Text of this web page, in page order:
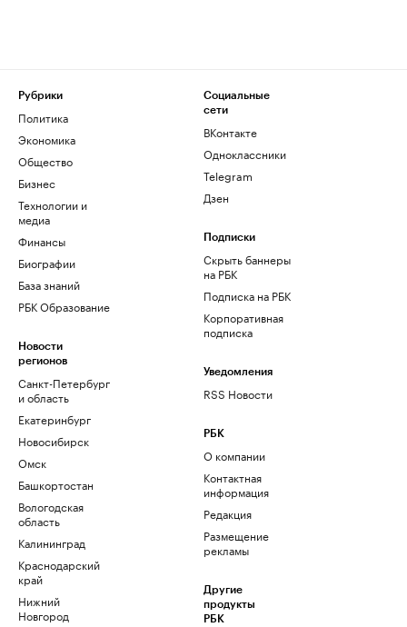
Рубрики
Политика
Экономика
Общество
Бизнес
Технологии и
медиа
Финансы
Биографии
База знаний
РБК Образование
Новости
регионов
Санкт-Петербург
и область
Екатеринбург
Новосибирск
Омск
Башкортостан
Вологодская
область
Калининград
Краснодарский
край
Нижний
Новгород
Социальные
сети
ВКонтакте
Одноклассники
Telegram
Дзен
Подписки
Скрыть баннеры
на РБК
Подписка на РБК
Корпоративная
подписка
Уведомления
RSS Новости
РБК
О компании
Контактная
информация
Редакция
Размещение
рекламы
Другие
продукты
РБК